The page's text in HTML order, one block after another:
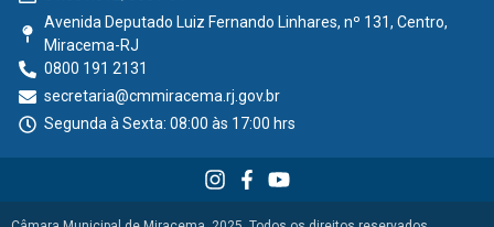
Avenida Deputado Luiz Fernando Linhares, nº 131, Centro,
Miracema-RJ
0800 191 2131
secretaria@cmmiracema.rj.gov.br
Segunda à Sexta: 08:00 às 17:00 hrs